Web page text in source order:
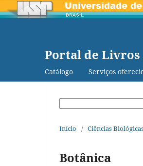
Portal de Livros
Catálogo Serviços
Início / Ciências
Botânica